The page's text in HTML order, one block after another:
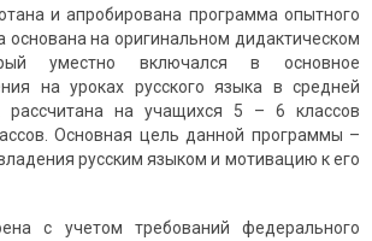
и апробирована программа опытного
основана на оригинальном дидактическом
уместно включался в основное
на уроках русского языка в средней
рассчитана на учащихся 5 – 6 классов
Основная цель данной программы –
русским языком и мотивацию к его
с учетом требований федерального